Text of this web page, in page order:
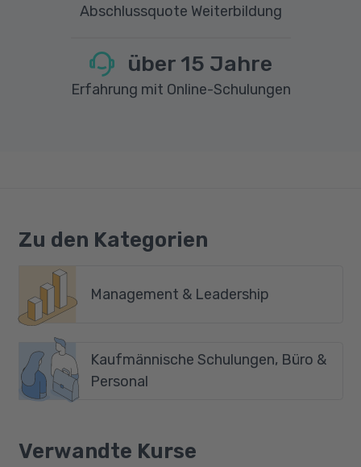
Abschlussquote Weiterbildung
über 15 Jahre
Erfahrung mit Online-Schulungen
Zu den Kategorien
Management & Leadership
Kaufmännische Schulungen, Büro &
Personal
Verwandte Kurse